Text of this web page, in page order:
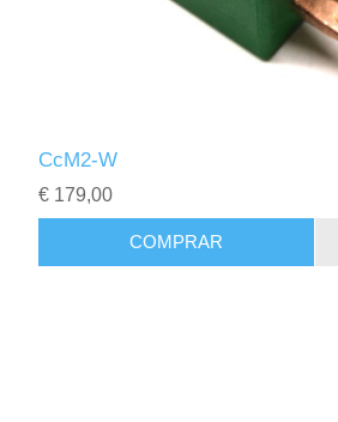
CcM2-W
€ 179,00